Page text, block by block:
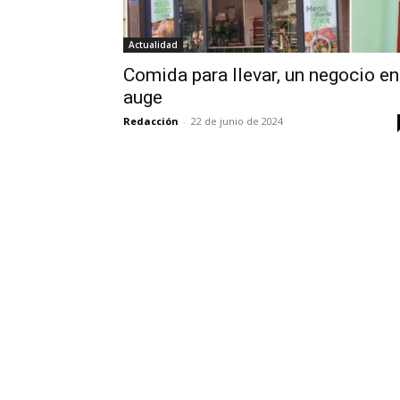
Actualidad
Comida para llevar, un negocio en
auge
Redacción - 22 de junio de 2024